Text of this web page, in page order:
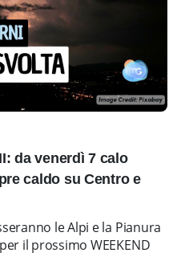
da venerdì 7 calo
caldo su Centro e
le Alpi e la Pianura
il prossimo WEEKEND